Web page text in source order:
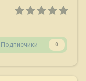
Подписчики 0